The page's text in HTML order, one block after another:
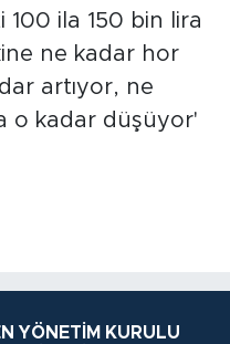
100 ila 150 bin lira
ne kadar hor
artıyor, ne
o kadar düşüyor'
YÖNETİM KURULU